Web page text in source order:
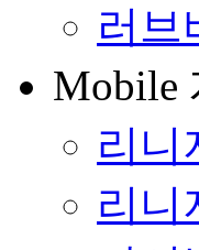
러브
Mobile
리니
리니